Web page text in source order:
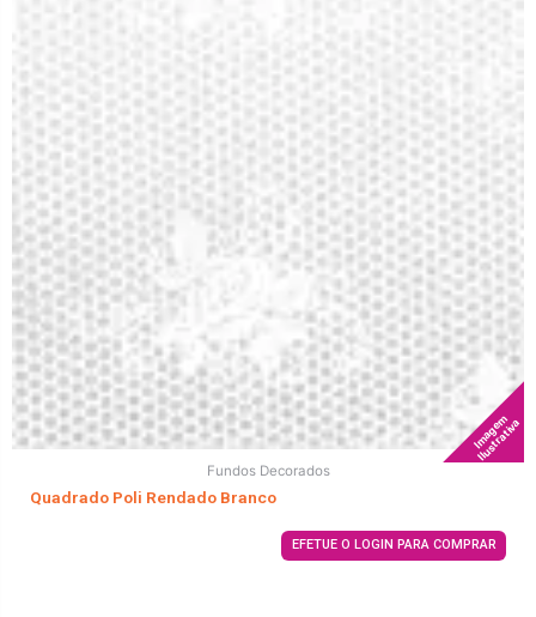
Imagem
Ilustrativa
Fundos Decorados
Quadrado Poli Rendado Branco
EFETUE O LOGIN PARA COMPRAR